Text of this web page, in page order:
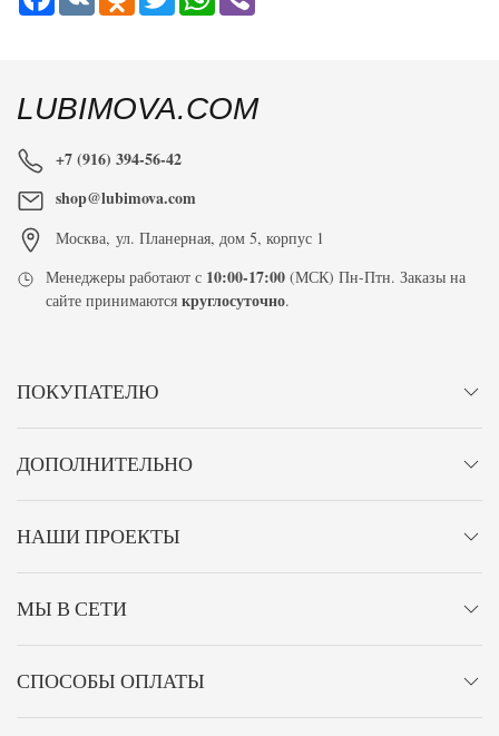
LUBIMOVA.COM
+7 (916) 394-56-42
shop@lubimova.com
Москва, ул. Планерная, дом 5, корпус 1
Менеджеры работают с 10:00-17:00 (МСК) Пн-Птн. Заказы на
сайте принимаютсякруглосуточно.
ПОКУПАТЕЛЮ
ДОПОЛНИТЕЛЬНО
НАШИ ПРОЕКТЫ
МЫ В СЕТИ
СПОСОБЫ ОПЛАТЫ